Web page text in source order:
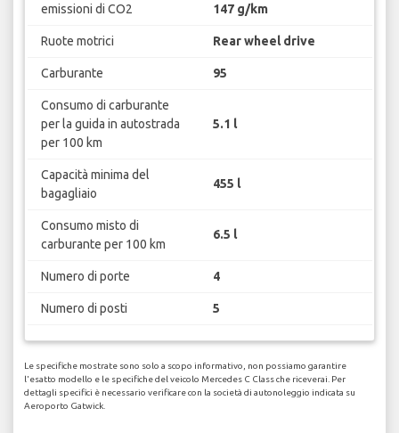
emissioni di CO2 147 g/km
Ruote motrici Rear wheel drive
Carburante 95
Consumo di carburante
per la guida in autostrada
per 100 km
5.1 l
Capacità minima del
bagagliaio
455 l
Consumo misto di
carburante per 100 km
6.5 l
Numero di porte 4
Numero di posti 5
Le specifiche mostrate sono solo a scopo informativo, non possiamo garantire
l'esatto modello e le specifiche del veicolo Mercedes C Class che riceverai. Per
dettagli specifici è necessario verificare con la società di autonoleggio indicata su
Aeroporto Gatwick.